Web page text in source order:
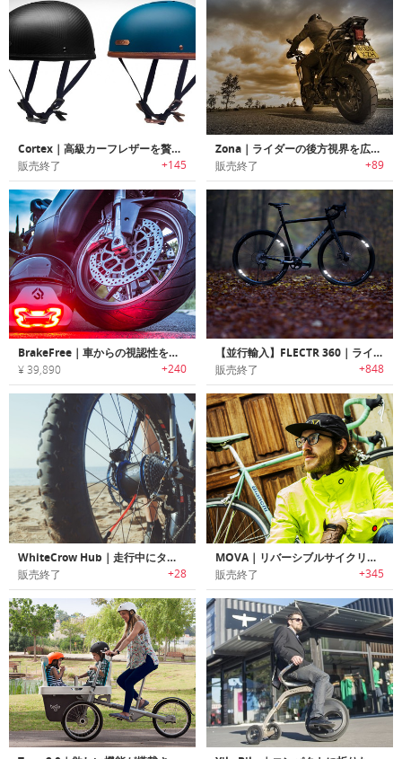
Cortex｜高級カーフレザーを贅沢に使用した自転車用ヘルメット
販売終了 +145
Zona｜ライダーの後方視界を広げるオートバイ用リアビューシステム「ゾナ」
販売終了 +89
BrakeFree｜車からの視認性を高めるヘルメット用ブレーキライト「ブレーキフリー」
¥ 39,890 +240
【並行輸入】FLECTR 360｜ライディングに影響を与えないバイク用360°リフレクター「フレクター360」
販売終了 +848
WhiteCrow Hub｜走行中にタイヤの空気圧を調整可能なマウンテンバイク用ハブ「ホワイトクロウハブ」
販売終了 +28
MOVA｜リバーシブルサイクリングジャケット「モヴァ」
販売終了 +345